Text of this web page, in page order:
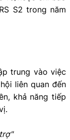
S2 trong năm
trung vào việc
liên quan đến
khả năng tiếp